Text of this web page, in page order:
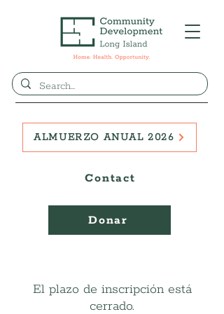
Donar
Contact
ALMUERZO ANUAL 2026
El plazo de inscripción está
cerrado.